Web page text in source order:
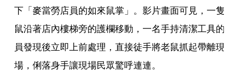
下「麥當勞店員的如來鼠掌」。影片畫面可見，一隻
鼠沿著店內樓梯旁的護欄移動，一名手持清潔工具的
員發現後立即上前處理，直接徒手將老鼠抓起帶離現
場，俐落身手讓現場民眾驚呼連連。